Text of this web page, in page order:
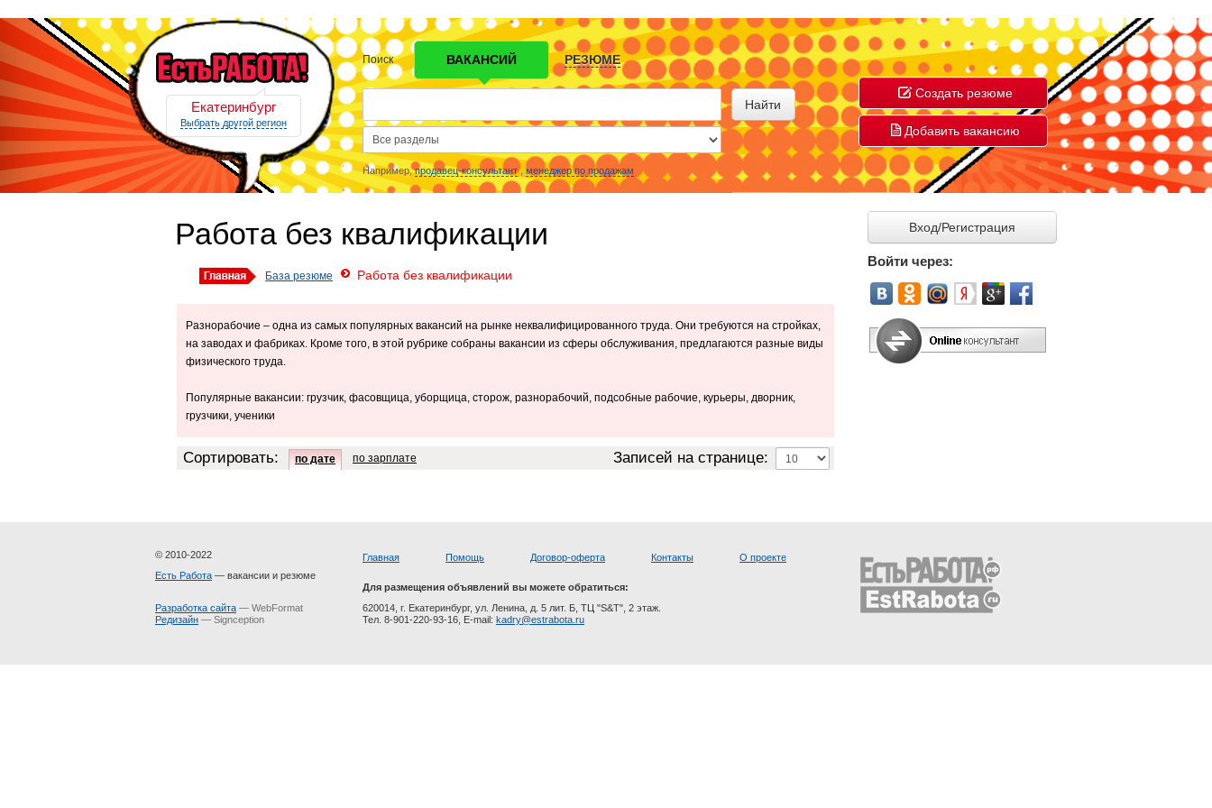
Екатеринбург
Выбрать другой регион
Поиск ВАКАНСИЙ РЕЗЮМЕ
Найти
Например,продавец-консультант, менеджер по продажам
Создать резюме
Добавить вакансию
Работа без квалификации
База резюме Работа без квалификации
Разнорабочие – одна из самых популярных вакансий на рынке неквалифицированного труда. Они требуются на стройках,
на заводах и фабриках. Кроме того, в этой рубрике собраны вакансии из сферы обслуживания, предлагаются разные виды
физического труда.
Популярные вакансии: грузчик, фасовщица, уборщица, сторож, разнорабочий, подсобные рабочие, курьеры, дворник,
грузчики, ученики
Записей на странице:
Сортировать: по дате по зарплате
Вход/Регистрация
Войти через:
© 2010-2022
Есть Работа — вакансии и резюме
Разработка сайта — WebFormat
Редизайн — Signception
Главная Помощь Договор-оферта Контакты О проекте
Для размещения объявлений вы можете обратиться:
620014, г. Екатеринбург, ул. Ленина, д. 5 лит. Б, ТЦ "S&T", 2 этаж.
Тел. 8-901-220-93-16, E-mail: kadry@estrabota.ru